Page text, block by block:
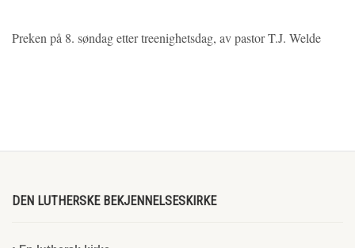
Preken på 8. søndag etter treenighetsdag, av pastor T.J. Welde
DEN LUTHERSKE BEKJENNELSESKIRKE